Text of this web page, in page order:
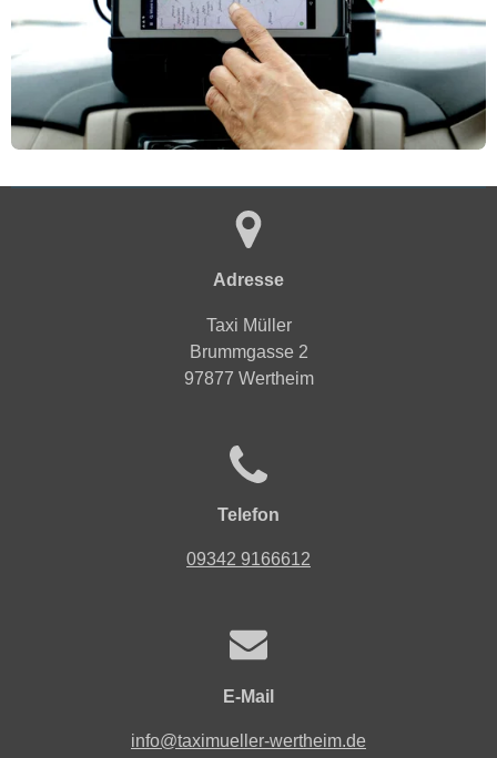
Adresse
Taxi Müller
Brummgasse 2
97877 Wertheim
Telefon
09342 9166612
E-Mail
info@taximueller-wertheim.de